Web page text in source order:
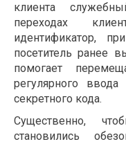
клиента
переходах
идентификатор,
посетитель ранее
помогает
регулярного
секретного кода.
Существенно,
становились